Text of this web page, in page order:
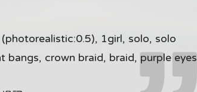
1girl, solo, solo
crown braid, braid, purple eyes,